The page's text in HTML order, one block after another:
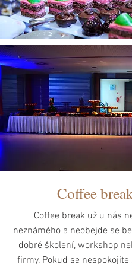
Coffee
Coffee break už u nás
neznámého a neobejde se
dobré školení, workshop
firmy. Pokud se